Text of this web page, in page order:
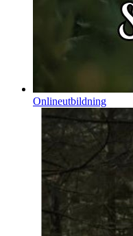
Onlineutbildning